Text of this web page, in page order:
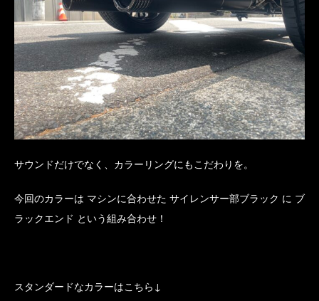
サウンドだけでなく、カラーリングにもこだわりを。
今回のカラーは マシンに合わせた サイレンサー部ブラック に ブ
ラックエンド という組み合わせ！
スタンダードなカラーはこちら↓